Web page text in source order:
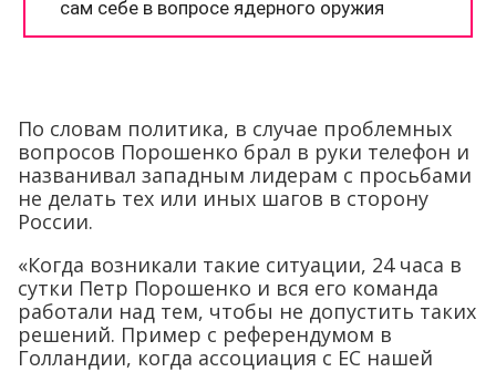
По словам политика, в случае проблемных
вопросов Порошенко брал в руки телефон и
названивал западным лидерам с просьбами
не делать тех или иных шагов в сторону
России.
«Когда возникали такие ситуации, 24 часа в
сутки Петр Порошенко и вся его команда
работали над тем, чтобы не допустить таких
решений. Пример с референдумом в
Голландии, когда ассоциация с ЕС нашей